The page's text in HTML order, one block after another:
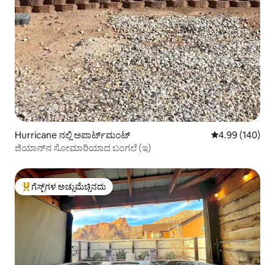
Hurricane ನಲ್ಲಿ ಅಪಾರ್ಟ್‌ಮಂಟ್ 5 ರಲ್ಲಿ 4.99
4.99 (140)
ಜಿಯಾನ್‌ನ ಸೋಮಾರಿಯಾದ ಬಂಗಲೆ (ಇ)
ಗೆಸ್ಟ್‌ಗಳಿಗೆ ಅತಿ ಹೆಚ್ಚು ಅಚ್ಚುಮೆಚ್ಚಿನದು
ಗೆಸ್ಟ್‌ಗಳ ಅಚ್ಚುಮೆಚ್ಚಿನದು